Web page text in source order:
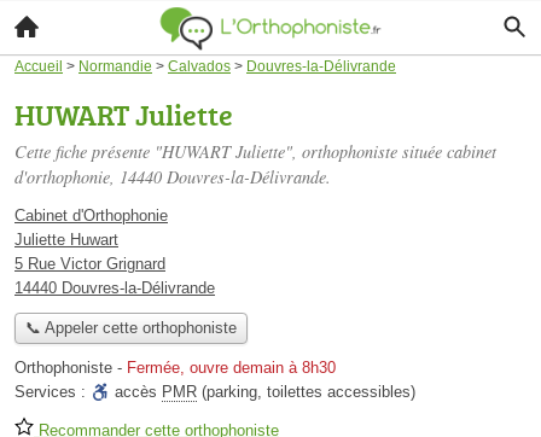
Accueil > Normandie > Calvados > Douvres-la-Délivrande
HUWART Juliette
Cette fiche présente "HUWART Juliette", orthophoniste située cabinet
d'orthophonie, 14440 Douvres-la-Délivrande.
Cabinet d'Orthophonie
Juliette Huwart
5 Rue Victor Grignard
14440 Douvres-la-Délivrande
📞 Appeler cette orthophoniste
Orthophoniste - Fermée, ouvre demain à 8h30
Services :
accès PMR (parking, toilettes accessibles)
Recommander cette orthophoniste